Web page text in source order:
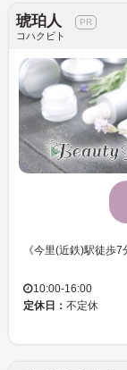
琥珀人
コハクビト
10:00-16:00
定休日： 不定休